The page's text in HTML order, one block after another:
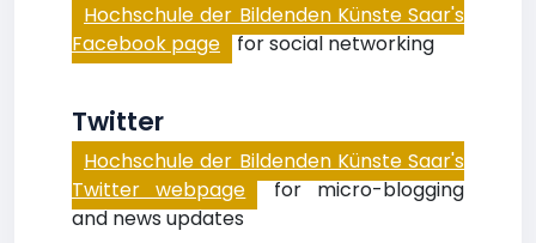
Hochschule der Bildenden Künste Saar's
Facebook page for social networking
Twitter
Hochschule der Bildenden Künste Saar's
Twitter webpage for micro-blogging
and news updates